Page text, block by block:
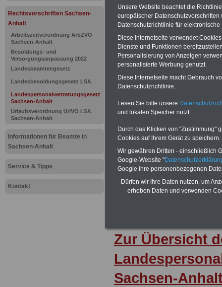
Rechtsvorschriften Sachsen-
Anhalt
Arbeitszeitverordnung ArbZVO
Sachsen-Anhalt
Besoldungs- und
Versorgungsanpassung 2022
Landesbeamtengesetz
Landesbesoldungsgesetz LSA
Landespersonalvertretungsgesetz
Sachsen-Anhalt
Urlaubsverordnung UrlVO LSA
Sachsen-Anhalt
Informationen für Beamte in
Sachsen-Anhalt
Service & Tipps
Kontakt
Sachsen-
Sitzungen
BEHÖRDEN-ABOmit drei
22,50 Euro: Wissenswertes für
(Bund/Länder) sowie Beihilferecht in
Ländern. Alle 3 Ratgeber sind
gegliedert und erläutern auch
Sachverhalte verständlich und
geeignet fürBeamtinnen und
Tarifkräfte von Sachsen-Anhalt)..
Das BEHÖRDEN-ABO
>>> kann
werden
Zur Übersicht
Sachsen-
Unsere Website beachtet die
europäischer
Datenschutzrichtlinie für
Diese Internetseite verwendet
Dienste und Funktionen
Personalisierung von Anzeigen
personalisierte Werbung genutzt.
Diese Internetseite macht Gebrauch
Datenschutzrichtlinie.
Lesen Sie bitte unsere
und lokalen Speicher nutzt.
Durch das Klicken von "Zustimmung"
Cookies auf Ihrem Gerät zu speichern.
Wir gewähren Dritten - einschließlich
Google-Website "
Google ihre personenbezogenen
Dürfen wir Ihre Daten nutzen, um
erheben Daten und verwenden